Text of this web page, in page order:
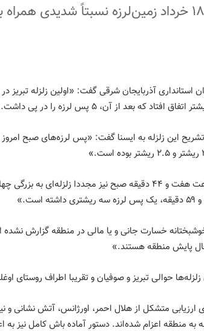
بنا به گزارشات بامداد روز سه‌شنبه ۱۸ خرداد
به گفته وی: «در ساعت هفت و ۴۴ دقیقه صبح نیز مجددا زلزله‌ای
خسارت جانی و یا مالی در منطقه گزارش
پایش منطقه هستند.»
حوالی تبریز و صوفیان و تقریبا اطراف روستای
متشکل از هلال احمر، اورژانس، آتش نشانی و
به منطقه اعزام شده‌اند. دستور آماده باش کامل نیز